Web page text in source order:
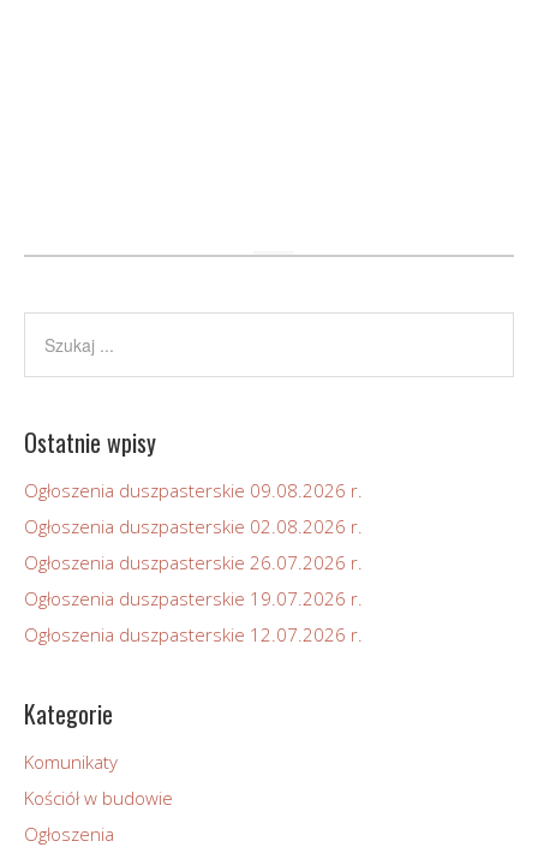
Ostatnie wpisy
Ogłoszenia duszpasterskie 09.08.2026 r.
Ogłoszenia duszpasterskie 02.08.2026 r.
Ogłoszenia duszpasterskie 26.07.2026 r.
Ogłoszenia duszpasterskie 19.07.2026 r.
Ogłoszenia duszpasterskie 12.07.2026 r.
Kategorie
Komunikaty
Kościół w budowie
Ogłoszenia